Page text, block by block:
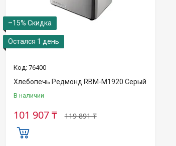
–15%
Остался 1 день
76400
Хлебопечь Редмонд RBM-M1920 Серый
В наличии
119 891 ₸
101 907 ₸